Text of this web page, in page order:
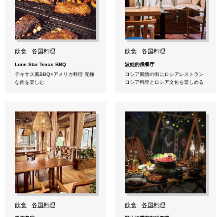
飲食 各国料理
Lone Star Texas BBQ
テキサス風BBQ×アメリカ料理 究極
な肉を楽しむ
飲食 各国料理
波娃的俄餐庁
ロシア風情の街にロシアレストラン
ロシア料理とロシア文化を楽しめる
飲食 各国料理 飲食 各国料理